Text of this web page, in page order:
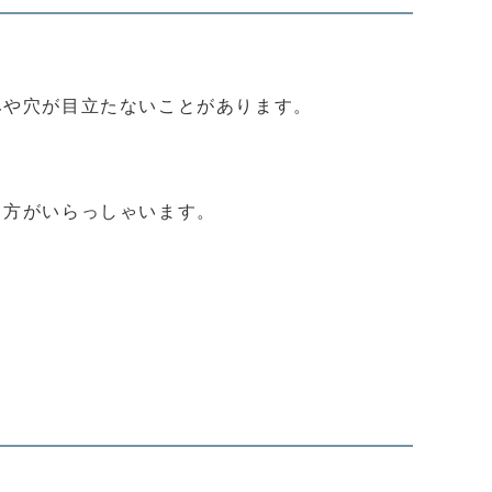
穴が目立たないことがあります。
がいらっしゃいます。